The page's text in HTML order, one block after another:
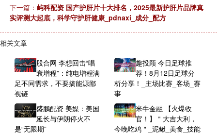
下一篇： 屿科配资 国产护肝片十大排名，2025最新护肝片品牌真
实评测大起底，科学守护肝健康_pdnaxi_成分_配方
相关文章
股合网 李想回击“唱
衰增程”：纯电增程满
足不同需求，不要搞能源鄙
视链
趣投顾 今日足球推
荐！8月12日足球分
析分享！_主场比赛_客场_赛
事
盛鹏配资 美媒：美国
延长与伊朗停火不
是“无限期”
米牛金融 【火爆收
官！】＂大吉大利，
今晚吃鸡＂_泥鳅_美食_技能